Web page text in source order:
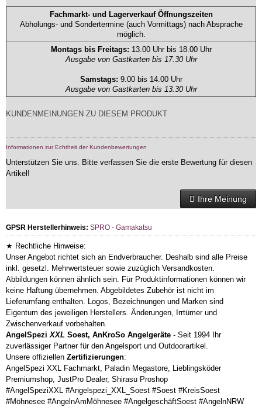
Fachmarkt- und Lagerverkauf Öffnungszeiten
Abholungs- und Sondertermine (auch Vormittags) nach Absprache
möglich.
Montags bis Freitags: 13.00 Uhr bis 18.00 Uhr
Ausgabe von Gastkarten bis 17.30 Uhr
Samstags: 9.00 bis 14.00 Uhr
Ausgabe von Gastkarten bis 13.30 Uhr
KUNDENMEINUNGEN ZU DIESEM PRODUKT
Informationen zur Echtheit der Kundenbewertungen
Unterstützen Sie uns. Bitte verfassen Sie die erste Bewertung für diesen
Artikel!
Ihre Meinung
GPSR Herstellerhinweis: SPRO - Gamakatsu
★ Rechtliche Hinweise:
Unser Angebot richtet sich an Endverbraucher. Deshalb sind alle Preise
inkl. gesetzl. Mehrwertsteuer sowie zuzüglich Versandkosten.
Abbildungen können ähnlich sein. Für Produktinformationen können wir
keine Haftung übernehmen. Abgebildetes Zubehör ist nicht im
Lieferumfang enthalten. Logos, Bezeichnungen und Marken sind
Eigentum des jeweiligen Herstellers. Änderungen, Irrtümer und
Zwischenverkauf vorbehalten.
AngelSpeziXXL Soest, AnKroSo Angelgeräte - Seit 1994 Ihr
zuverlässiger Partner für den Angelsport und Outdoorartikel.
Unsere offiziellen Zertifizierungen:
AngelSpezi XXL Fachmarkt, Paladin Megastore, Lieblingsköder
Premiumshop, JustPro Dealer, Shirasu Proshop
#AngelSpeziXXL #Angelspezi_XXL_Soest #Soest #KreisSoest
#Möhnesee #AngelnAmMöhnesee #AngelgeschäftSoest #AngelnNRW